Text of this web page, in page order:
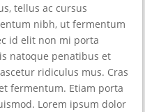
tellus ac cursus
nibh, ut fermentum
id elit non mi porta
natoque penatibus et
ridiculus mus. Cras
fermentum. Etiam porta
Lorem ipsum dolor